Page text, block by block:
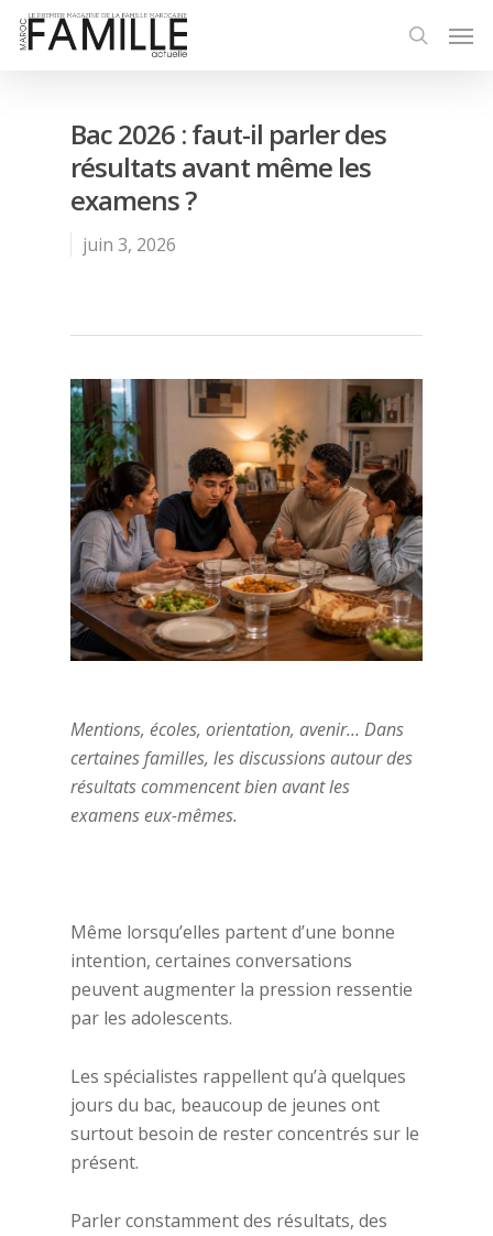
Bac 2026 : faut-il parler des
résultats avant même les
examens ?
juin 3, 2026
Mentions, écoles, orientation, avenir… Dans
certaines familles, les discussions autour des
résultats commencent bien avant les
examens eux-mêmes.
Même lorsqu’elles partent d’une bonne
intention, certaines conversations
peuvent augmenter la pression ressentie
par les adolescents.
Les spécialistes rappellent qu’à quelques
jours du bac, beaucoup de jeunes ont
surtout besoin de rester concentrés sur le
présent.
Parler constamment des résultats, des